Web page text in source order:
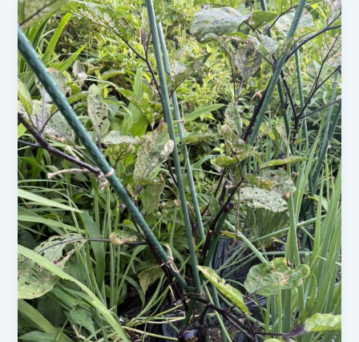
し
た」
4
日
気
づ
い
た
ら
庭
が
草
ぼ
う
ぼ
う…
家
庭
菜
園